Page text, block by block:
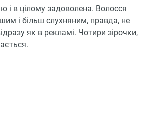
і в цілому задоволена. Волосся
і більш слухняним, правда, не
як в рекламі. Чотири зірочки,